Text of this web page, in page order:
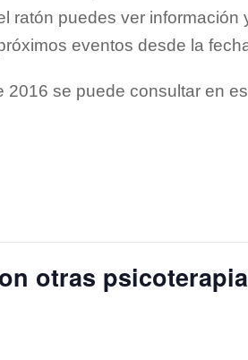
puedes ver información
eventos desde la
2016 se puede consultar en
otras